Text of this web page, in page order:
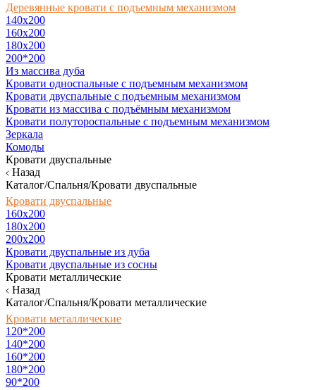
Деревянные кровати с подъемным механизмом
140x200
160х200
180х200
200*200
Из массива дуба
Кровати односпальные с подъемным механизмом
Кровати двуспальные с подъемным механизмом
Кровати из массива с подъёмным механизмом
Кровати полутороспальные с подъемным механизмом
Зеркала
Комоды
Кровати двуспальные
Назад
Каталог/Спальня/Кровати двуспальные
Кровати двуспальные
160х200
180x200
200x200
Кровати двуспальные из дуба
Кровати двуспальные из сосны
Кровати металлические
Назад
Каталог/Спальня/Кровати металлические
Кровати металлические
120*200
140*200
160*200
180*200
90*200